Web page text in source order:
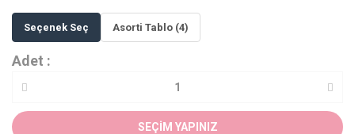
Seçenek Seç Asorti Tablo (4)
Adet :
SEÇİM YAPINIZ